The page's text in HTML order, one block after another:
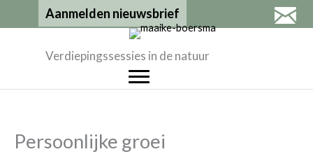
naar
Aanmelden nieuwsbrief
Verdiepingssessies in de natuur
Persoonlijke groei